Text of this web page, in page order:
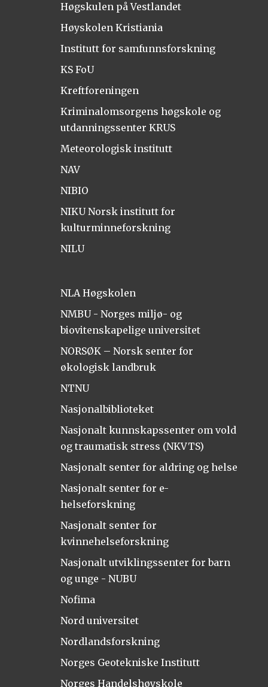
Høgskulen på Vestlandet
Høyskolen Kristiania
Institutt for samfunnsforskning
KS FoU
Kreftforeningen
Kriminalomsorgens høgskole og
utdanningssenter KRUS
Meteorologisk institutt
NAV
NIBIO
NIKU Norsk institutt for
kulturminneforskning
NILU
NLA Høgskolen
NMBU - Norges miljø- og
biovitenskapelige universitet
NORSØK – Norsk senter for
økologisk landbruk
NTNU
Nasjonalbiblioteket
Nasjonalt kunnskapssenter om vold
og traumatisk stress (NKVTS)
Nasjonalt senter for aldring og helse
Nasjonalt senter for e-
helseforskning
Nasjonalt senter for
kvinnehelseforskning
Nasjonalt utviklingssenter for barn
og unge - NUBU
Nofima
Nord universitet
Nordlandsforskning
Norges Geotekniske Institutt
Norges Handelshøyskole